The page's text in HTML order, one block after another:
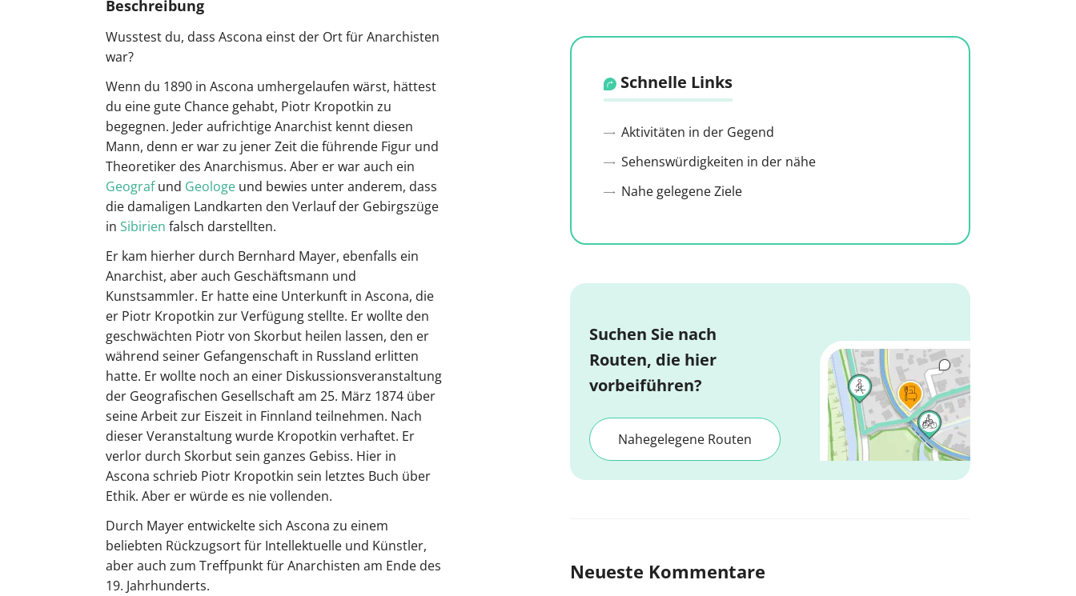
Beschreibung
Wusstest du, dass Ascona einst der Ort für Anarchisten
war?
Wenn du 1890 in Ascona umhergelaufen wärst, hättest
du eine gute Chance gehabt, Piotr Kropotkin zu
begegnen. Jeder aufrichtige Anarchist kennt diesen
Mann, denn er war zu jener Zeit die führende Figur und
Theoretiker des Anarchismus. Aber er war auch ein
Geografund Geologe und bewies unter anderem, dass
die damaligen Landkarten den Verlauf der Gebirgszüge
in Sibirien falsch darstellten.
Er kam hierher durch Bernhard Mayer, ebenfalls ein
Anarchist, aber auch Geschäftsmann und
Kunstsammler. Er hatte eine Unterkunft in Ascona, die
er Piotr Kropotkin zur Verfügung stellte. Er wollte den
geschwächten Piotr von Skorbut heilen lassen, den er
während seiner Gefangenschaft in Russland erlitten
hatte. Er wollte noch an einer Diskussionsveranstaltung
der Geografischen Gesellschaft am 25. März 1874 über
seine Arbeit zur Eiszeit in Finnland teilnehmen. Nach
dieser Veranstaltung wurde Kropotkin verhaftet. Er
verlor durch Skorbut sein ganzes Gebiss. Hier in
Ascona schrieb Piotr Kropotkin sein letztes Buch über
Ethik. Aber er würde es nie vollenden.
Durch Mayer entwickelte sich Ascona zu einem
beliebten Rückzugsort für Intellektuelle und Künstler,
aber auch zum Treffpunkt für Anarchisten am Ende des
19. Jahrhunderts.
Schnelle Links
Aktivitäten in der Gegend
Sehenswürdigkeiten in der nähe
Nahe gelegene Ziele
Suchen Sie nach
Routen, die hier
vorbeiführen?
Nahegelegene Routen
Neueste Kommentare